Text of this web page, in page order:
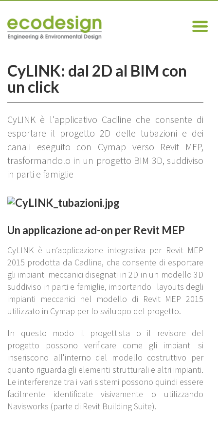
CyLINK: dal 2D al BIM con
un click
CyLINK è l'applicativo Cadline che consente di
esportare il progetto 2D delle tubazioni e dei
canali eseguito con Cymap verso Revit MEP,
trasformandolo in un progetto BIM 3D, suddiviso
in parti e famiglie
Un applicazione ad-on per Revit MEP
CyLINK è un’applicazione integrativa per Revit MEP
2015 prodotta da Cadline, che consente di esportare
gli impianti meccanici disegnati in 2D in un modello 3D
suddiviso in parti e famiglie, importando i layouts degli
impianti meccanici nel modello di Revit MEP 2015
utilizzato in Cymap per lo sviluppo del progetto.
In questo modo il progettista o il revisore del
progetto possono verificare come gli impianti si
inseriscono all'interno del modello costruttivo per
quanto riguarda gli elementi strutturali e altri impianti.
Le interferenze tra i vari sistemi possono quindi essere
facilmente identificate visivamente o utilizzando
Navisworks (parte di Revit Building Suite).